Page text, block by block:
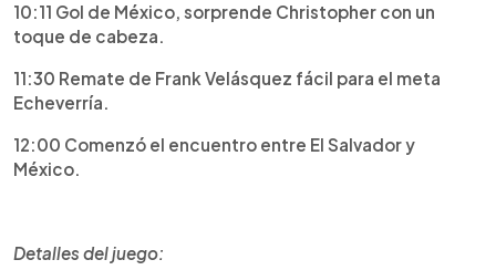
10:11 Gol de México, sorprende Christopher con un
toque de cabeza.
11:30 Remate de Frank Velásquez fácil para el meta
Echeverría.
12:00 Comenzó el encuentro entre El Salvador y
México.
Detalles del juego: